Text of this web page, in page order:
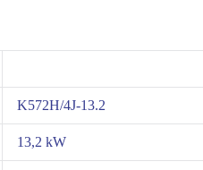
K572H/4J-13.2
13,2 kW